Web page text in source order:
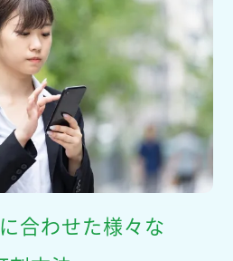
合わせた様々な